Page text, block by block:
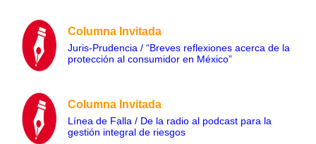
Columna Invitada
Juris-Prudencia / “Breves reflexiones acerca de la
protección al consumidor en México”
Columna Invitada
Línea de Falla / De la radio al podcast para la
gestión integral de riesgos